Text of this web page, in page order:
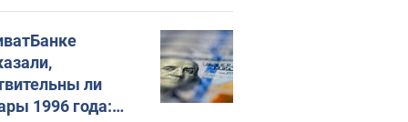
ли
1996 года: